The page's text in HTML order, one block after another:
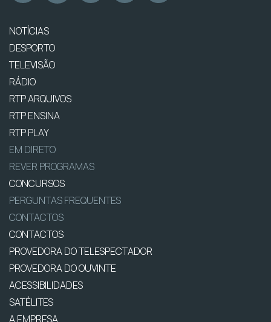
NOTÍCIAS
DESPORTO
TELEVISÃO
RÁDIO
RTP ARQUIVOS
RTP ENSINA
RTP PLAY
EM DIRETO
REVER PROGRAMAS
CONCURSOS
PERGUNTAS FREQUENTES
CONTACTOS
CONTACTOS
PROVEDORA DO TELESPECTADOR
PROVEDORA DO OUVINTE
ACESSIBILIDADES
SATÉLITES
A EMPRESA